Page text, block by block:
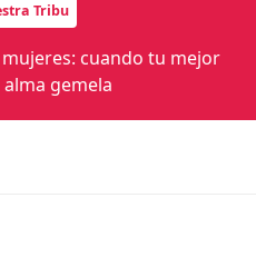
Tribu
cuando tu mejor
gemela